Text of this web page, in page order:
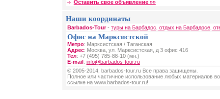
Оставить свое объявление »»
Наши координаты
Barbados-Tour- туры на Барбадос, отдых на Барбадосе,
Офис на Марксистской
Метро: Марксистская / Таганская
Адрес: Москва, ул. Марксистская, д 3 офис 416
Тел: +7 (495) 785-88-10 (мн.)
E-mail: info@barbados-tour.ru
© 2005-2014, barbados-tour.ru Все права защищены.
Полное или частичное использование любых материалов
ссылке на www.barbados-tour.ru!